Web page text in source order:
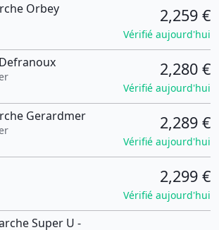
Orbey 2,259 €
Vérifié aujourd'hui
2,280 €
Vérifié aujourd'hui
Gerardmer 2,289 €
Vérifié aujourd'hui
2,299 €
Vérifié aujourd'hui
Super U -